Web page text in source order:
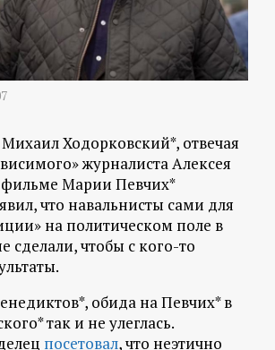
Ходорковский*, отвечая
журналиста Алексея
Марии Певчих*
что навальнисты сами для
на политическом поле в
сделали, чтобы с кого-то
обида на Певчих* в
так и не улеглась.
посетовал, что неэтично